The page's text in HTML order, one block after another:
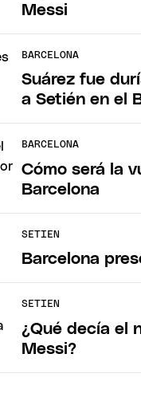
Messi
BARCELONA
Suárez fue
a Setién en el
BARCELONA
Cómo será la
Barcelona
SETIEN
Barcelona
SETIEN
¿Qué decía el
Messi?